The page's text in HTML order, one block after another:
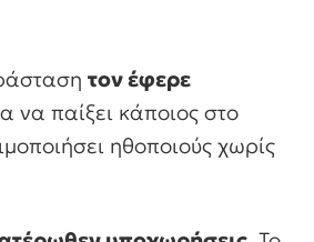
τον έφερε
να παίξει κάποιος στο
ηθοποιούς χωρίς